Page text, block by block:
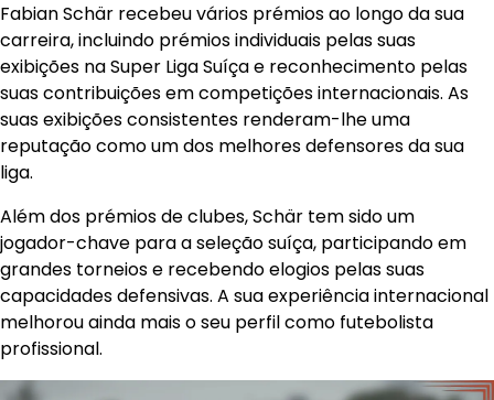
Fabian Schär recebeu vários prémios ao longo da sua
carreira, incluindo prémios individuais pelas suas
exibições na Super Liga Suíça e reconhecimento pelas
suas contribuições em competições internacionais. As
suas exibições consistentes renderam-lhe uma
reputação como um dos melhores defensores da sua
liga.
Além dos prémios de clubes, Schär tem sido um
jogador-chave para a seleção suíça, participando em
grandes torneios e recebendo elogios pelas suas
capacidades defensivas. A sua experiência internacional
melhorou ainda mais o seu perfil como futebolista
profissional.